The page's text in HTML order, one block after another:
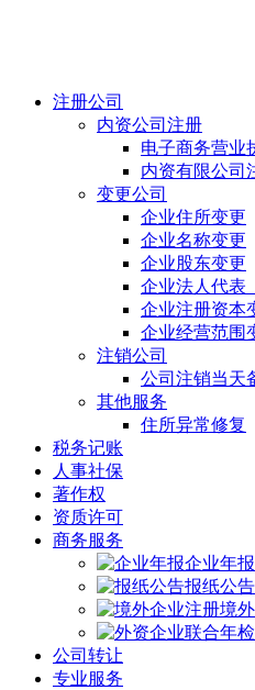
注册公司
内资公司注册
电子商务营业
内资有限公司
变更公司
企业住所变更
企业名称变更
企业股东变更
企业法人代表
企业注册资本
企业经营范围
注销公司
公司注销当天
其他服务
住所异常修复
税务记账
人事社保
著作权
资质许可
商务服务
企业年报
报纸公告
境
公司转让
专业服务